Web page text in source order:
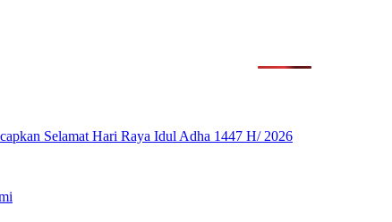
Selamat Hari Raya Idul Adha 1447 H/ 2026